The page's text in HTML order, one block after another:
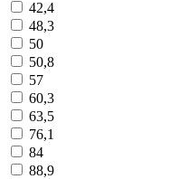
42,4
48,3
50
50,8
57
60,3
63,5
76,1
84
88,9